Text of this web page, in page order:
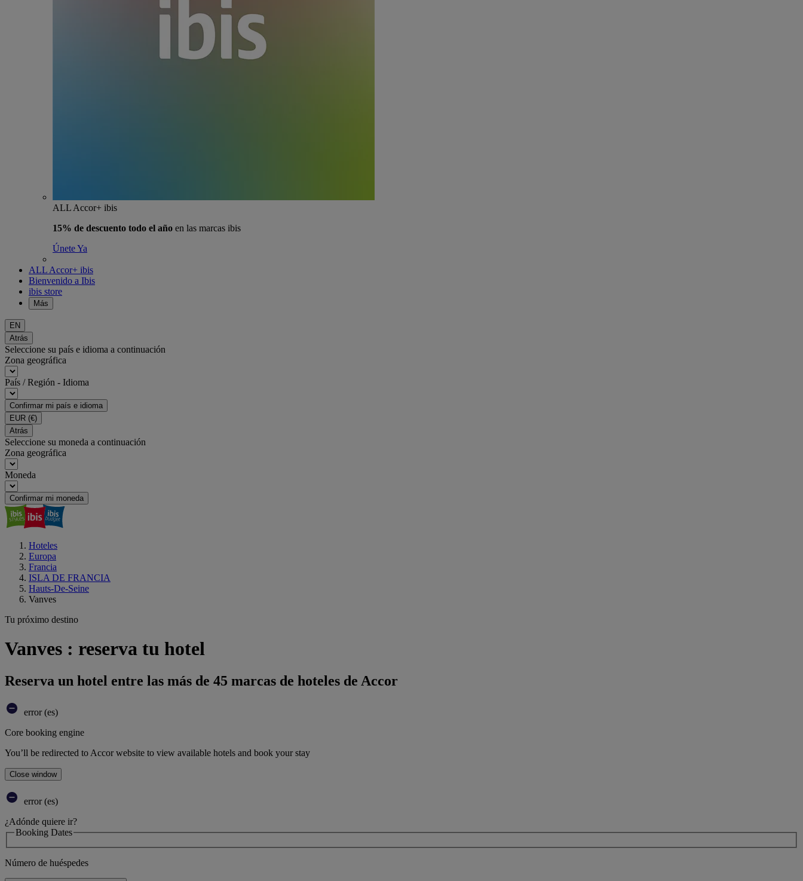
ALL Accor+ ibis
15% de descuento todo el año en las marcas ibis
Únete Ya
ALL Accor+ ibis
Bienvenido a Ibis
ibis store
Más
EN
Atrás
Seleccione su país e idioma a continuación
Zona geográfica
País / Región - Idioma
Confirmar mi país e idioma
EUR (€)
Atrás
Seleccione su moneda a continuación
Zona geográfica
Moneda
Confirmar mi moneda
Hoteles
Europa
Francia
ISLA DE FRANCIA
Hauts-De-Seine
Vanves
Tu próximo destino
Vanves : reserva tu hotel
Reserva un hotel entre las más de 45 marcas de hoteles de Accor
error (es)
Core booking engine
You’ll be redirected to Accor website to view available hotels and book your stay
Close window
error (es)
¿Adónde quiere ir?
Booking Dates
Número de huéspedes